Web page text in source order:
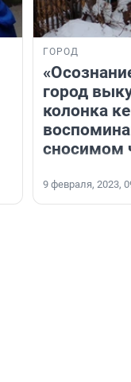
ГОРОД
город
колонка
сносимом
9 февраля, 2023,